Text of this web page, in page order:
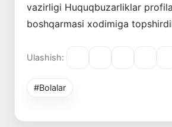
vazirligi Huquqbuzarliklar
boshqarmasi xodimiga
Ulashish:
#Bolalar